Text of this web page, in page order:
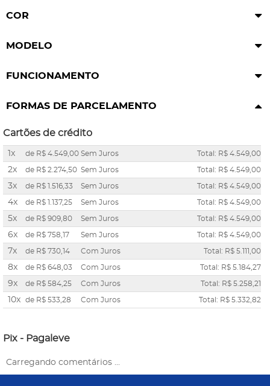
COR
MODELO
FUNCIONAMENTO
FORMAS DE PARCELAMENTO
Cartões de crédito
1x de R$ 4.549,00 Sem Juros Total: R$ 4.549,00
2x de R$ 2.274,50 Sem Juros Total: R$ 4.549,00
3x de R$ 1.516,33 Sem Juros Total: R$ 4.549,00
4x de R$ 1.137,25 Sem Juros Total: R$ 4.549,00
5x de R$ 909,80 Sem Juros Total: R$ 4.549,00
6x de R$ 758,17 Sem Juros Total: R$ 4.549,00
7x de R$ 730,14 Com Juros Total: R$ 5.111,00
8x de R$ 648,03 Com Juros Total: R$ 5.184,27
9x de R$ 584,25 Com Juros Total: R$ 5.258,21
10x de R$ 533,28 Com Juros Total: R$ 5.332,82
Pix - Pagaleve
Carregando comentários ...